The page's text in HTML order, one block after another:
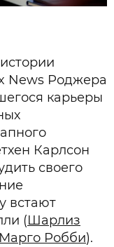
News Роджера
карьеры
Карлсон
своего
встают
(Шарлиз
Марго Робби).